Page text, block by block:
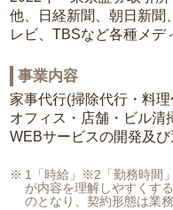
他、日経新聞、朝日新聞
レビ、TBSなど各種メデ
事業内容
家事代行(掃除代行・料
オフィス・店舗・ビル清
WEBサービスの開発及び
1「時給」※2「勤務時間
が内容を理解しやすくす
のとなり、契約形態は業